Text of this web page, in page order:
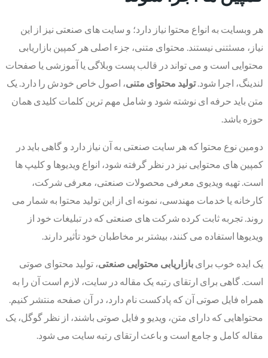
هر وبسایت به انواع محتوا نیاز دارد؛ و سایت های صنعتی نیز از این
نیاز، مسثتنی نیستند. محتوای متنی، جزء اصلی هر کمپین بازاریابی
محتوایی است و می تواند در قالب پست وبلاگی یا آموزشی یا صفحات
لندینگ، اجرا شود.تولید محتوای متنی، اصول خاص خودش را دارد. یک
متن باید حرفه ای نوشته شود و شامل مهم ترین کلمات کلیدی همان
حوزه باشد.
دومین نوع محتوا که هر سایت صنعتی به آن نیاز دارد و گاهی باید در
کمپین های محتوایی نیز در نظر گرفته شود، انواع ویدیوها و کلیپ ها
است. تهیه ویدیوی معرفی محصولات صنعتی، معرفی شرکت،
کارخانه یا خدمات مهندسی، نمونه ای از این تولید محتوا به شمار می
روند. تجربه ثابت کرده شرکت های صنعتی که در تبلیغات خود از
ویدیوها استفاده می کنند، بیشتر بر مخاطبان خود تأثیر دارند.
یک ایده خوب برای بازاریابی محتوایی صنعتی، تولید محتوای صوتی
است. گاهی برای ارتقای رتبه یک مقاله در سایت، لازم است آن را به
همراه فایل صوتی آن که پادکست نام دارد، در آن صفحه منتشر کنیم.
محتواهایی که دارای متن، ویدیو و فایل صوتی باشند، از نظر گوگل، یک
مقاله کامل و جامع است و باعث ارتقای رتبه سایت می شود.